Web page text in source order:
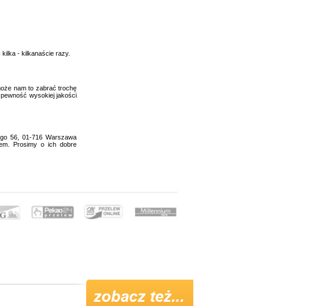
- kilkanaście razy.
nam to zabrać trochę
wysokiej jakości
56, 01-716 Warszawa
Prosimy o ich dobre